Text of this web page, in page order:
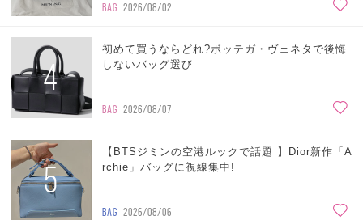
BAG 2026/08/02
4
初めて買うならどれ?ボッテガ・ヴェネタで後悔
しないバッグ選び
BAG 2026/08/07
5
【BTSジミンの空港ルックで話題 】Dior新作「A
rchie」バッグに視線集中!
BAG 2026/08/06